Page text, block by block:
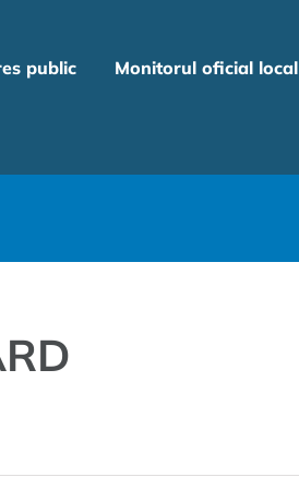
public Monitorul oficial local